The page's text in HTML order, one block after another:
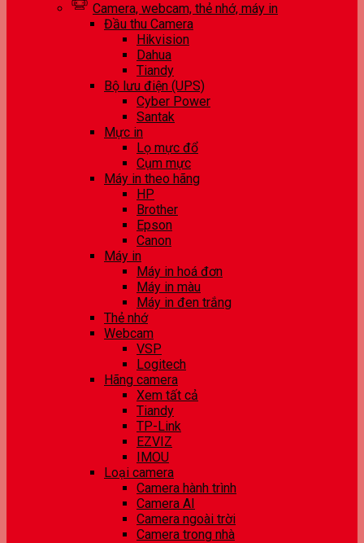
Camera, webcam, thẻ nhớ, máy in
Đầu thu Camera
Hikvision
Dahua
Tiandy
Bộ lưu điện (UPS)
Cyber Power
Santak
Mực in
Lọ mực đổ
Cụm mực
Máy in theo hãng
HP
Brother
Epson
Canon
Máy in
Máy in hoá đơn
Máy in màu
Máy in đen trắng
Thẻ nhớ
Webcam
VSP
Logitech
Hãng camera
Xem tất cả
Tiandy
TP-Link
EZVIZ
IMOU
Loại camera
Camera hành trình
Camera AI
Camera ngoài trời
Camera trong nhà